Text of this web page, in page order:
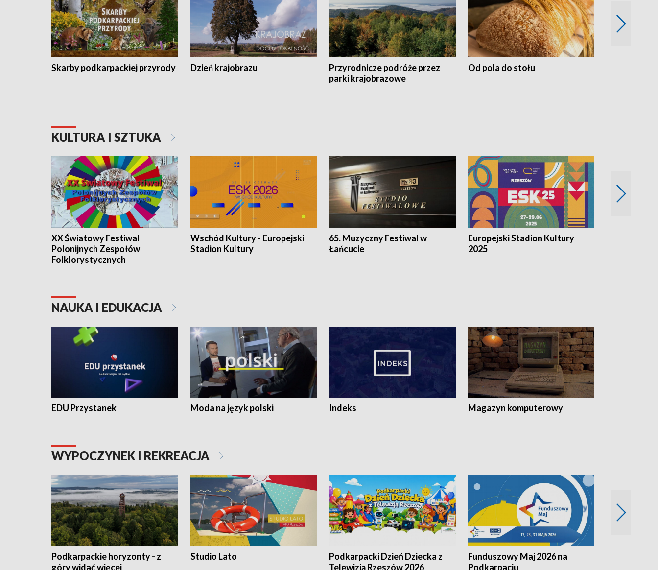
Skarby podkarpackiej przyrody Dzień krajobrazu
Przyrodnicze podróże przez
parki krajobrazowe
Od pola do stołu
KULTURA I SZTUKA
XX Światowy Festiwal
Polonijnych Zespołów
Folklorystycznych
Wschód Kultury - Europejski
Stadion Kultury
65. Muzyczny Festiwal w
Łańcucie
Europejski Stadion Kultury
2025
NAUKA I EDUKACJA
EDU Przystanek Moda na język polski Indeks Magazyn komputerowy
WYPOCZYNEK I REKREACJA
Podkarpackie horyzonty - z
góry widać więcej
Studio Lato
Podkarpacki Dzień Dziecka z
Telewizją Rzeszów 2026
Funduszowy Maj 2026 na
Podkarpaciu